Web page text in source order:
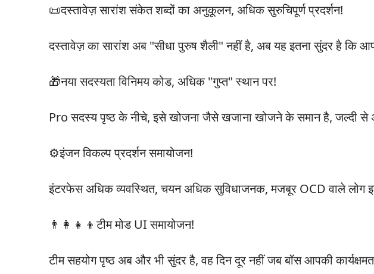
📜दस्तावेज़ सारांश संकेत शब्दों का अनुकूलन, अधिक सुरुचिपूर्ण प्रदर्शन!
दस्तावेज़ का सारांश अब "सीधा पुरुष शैली" नहीं है, अब यह इतना सुंदर है कि
🎁नया सदस्यता विनिमय कोड, अधिक "गुप्त" स्थान पर!
Pro सदस्य पृष्ठ के नीचे, इसे खोजना जैसे खजाना खोजने के समान है, जल्दी से
⚙️इंजन विकल्प प्रदर्शन समायोजन!
इंटरफेस अधिक व्यवस्थित, चयन अधिक सुविधाजनक, मजबूर OCD वाले
👨‍👩‍👧‍👦टीम मोड UI समायोजन!
टीम सहयोग पृष्ठ अब और भी सुंदर है, वह दिन दूर नहीं जब बॉस आपकी